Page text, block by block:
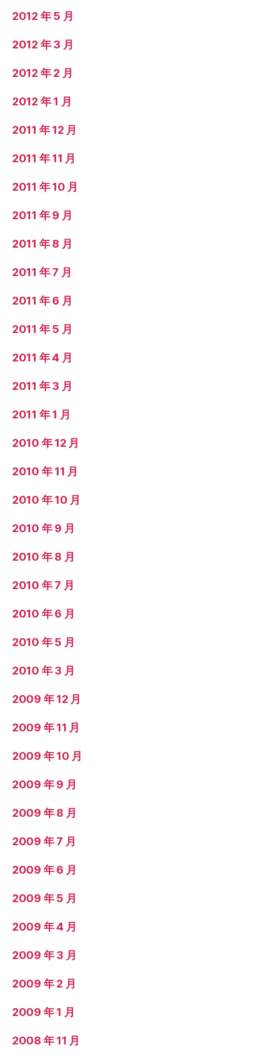
2012 年 5 月
2012 年 3 月
2012 年 2 月
2012 年 1 月
2011 年 12 月
2011 年 11 月
2011 年 10 月
2011 年 9 月
2011 年 8 月
2011 年 7 月
2011 年 6 月
2011 年 5 月
2011 年 4 月
2011 年 3 月
2011 年 1 月
2010 年 12 月
2010 年 11 月
2010 年 10 月
2010 年 9 月
2010 年 8 月
2010 年 7 月
2010 年 6 月
2010 年 5 月
2010 年 3 月
2009 年 12 月
2009 年 11 月
2009 年 10 月
2009 年 9 月
2009 年 8 月
2009 年 7 月
2009 年 6 月
2009 年 5 月
2009 年 4 月
2009 年 3 月
2009 年 2 月
2009 年 1 月
2008 年 11 月